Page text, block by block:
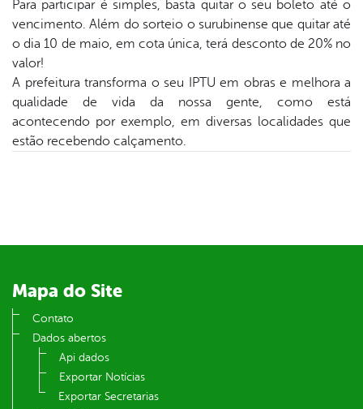
Para participar é simples, basta quitar o seu boleto até o
vencimento. Além do sorteio o surubinense que quitar até
o dia 10 de maio, em cota única, terá desconto de 20% no
valor!
A prefeitura transforma o seu IPTU em obras e melhora a
qualidade de vida da nossa gente, como está
acontecendo por exemplo, em diversas localidades que
estão recebendo calçamento.
Mapa do Site
Contato
Dados abertos
Api dados
Exportar Notícias
Exportar Secretarias